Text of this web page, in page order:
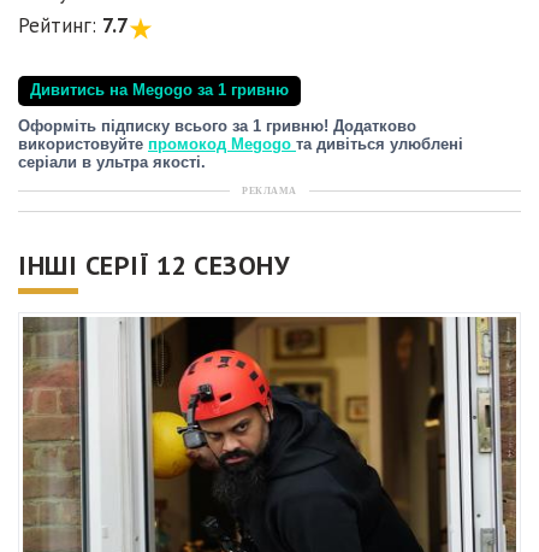
Рейтинг: 7.7
Дивитись на Megogo за 1 гривню
Оформіть підписку всього за 1 гривню! Додатково
використовуйте промокод Megogo та дивіться улюблені
серіали в ультра якості.
РЕКЛАМА
ІНШІ СЕРІЇ 12 СЕЗОНУ